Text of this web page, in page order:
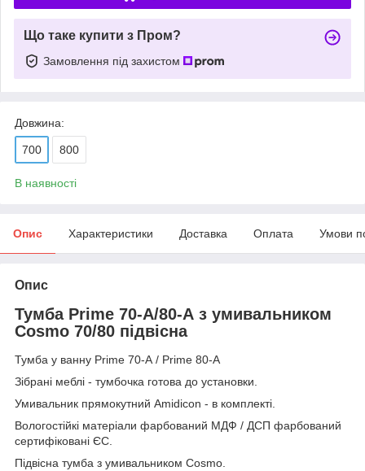
Що таке купити з Пром?
Замовлення під захистом
Довжина:
700 800
В наявності
Опис Характеристики Доставка Оплата Умови
Опис
Тумба Prime 70-А/80-А з умивальником
Cosmo 70/80 підвісна
Тумба у ванну Prime 70-А / Prime 80-A
Зібрані меблі - тумбочка готова до установки.
Умивальник прямокутний Amidicon - в комплекті.
Вологостійкі матеріали фарбований МДФ / ДСП фарбований
сертифіковані ЄС.
Підвісна тумба з умивальником Cosmo.